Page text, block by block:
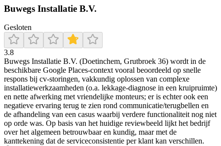
Buwegs Installatie B.V.
Gesloten
3.8
Buwegs Installatie B.V. (Doetinchem, Grutbroek 36) wordt in de
beschikbare Google Places-context vooral beoordeeld op snelle
respons bij cv-storingen, vakkundig oplossen van complexe
installatiewerkzaamheden (o.a. lekkage-diagnose in een kruipruimte)
en nette afwerking met vriendelijke monteurs; er is echter ook een
negatieve ervaring terug te zien rond communicatie/terugbellen en
de afhandeling van een casus waarbij verdere functionaliteit nog niet
op orde was. Op basis van het huidige reviewbeeld lijkt het bedrijf
over het algemeen betrouwbaar en kundig, maar met de
kanttekening dat de serviceconsistentie per klant kan verschillen.